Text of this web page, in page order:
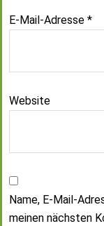
E-Mail-Adresse *
Website
Name, E-Mail-
meinen nächsten